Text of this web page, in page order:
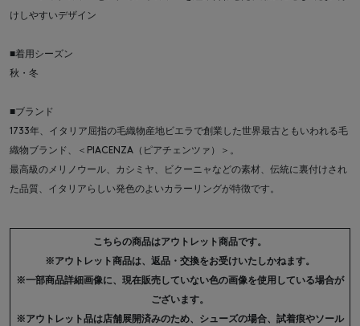
けしやすいデザイン
■着用シーズン
秋・冬
■ブランド
1733年、イタリア屈指の毛織物産地ビエラで創業した世界最古ともいわれる毛
織物ブランド、＜PIACENZA（ピアチェンツァ）＞。
最高級のメリノウール、カシミヤ、ビクーニャなどの素材、伝統に裏付けされ
た品質、イタリアらしい発色のよいカラーリングが特徴です。
こちらの商品はアウトレット商品です。
※アウトレット商品は、返品・交換をお受けいたしかねます。
※一部商品詳細画像に、現在販売していない色の画像を使用している場合が
ございます。
※アウトレット品は店舗展開済みのため、シューズの場合、試着痕やソール